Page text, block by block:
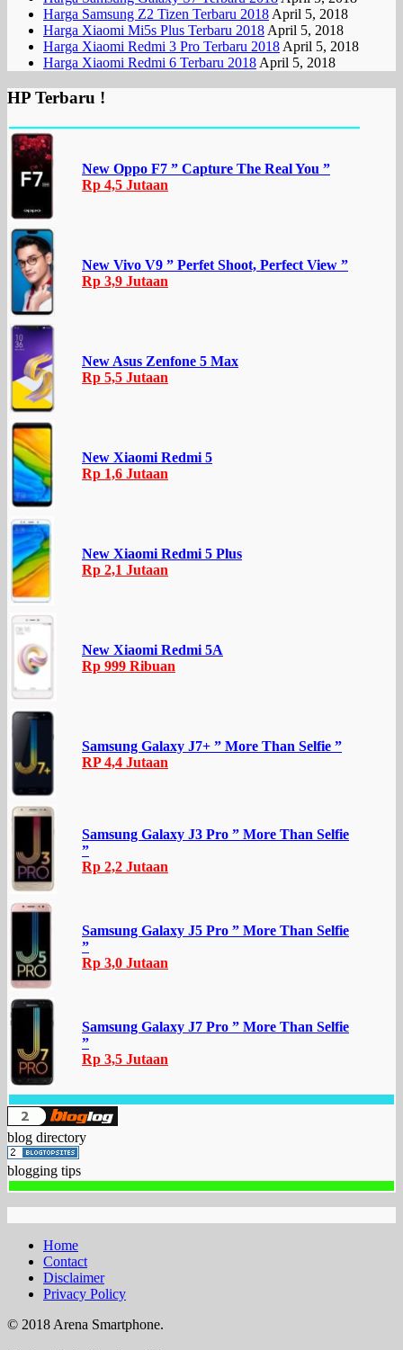
Harga Samsung Z2 Tizen Terbaru 2018 April 5, 2018
Harga Xiaomi Mi5s Plus Terbaru 2018 April 5, 2018
Harga Xiaomi Redmi 3 Pro Terbaru 2018 April 5, 2018
Harga Xiaomi Redmi 6 Terbaru 2018 April 5, 2018
HP Terbaru !
New Oppo F7 ” Capture The Real You ”
Rp 4,5 Jutaan
New Vivo V9 ” Perfet Shoot, Perfect View ”
Rp 3,9 Jutaan
New Asus Zenfone 5 Max
Rp 5,5 Jutaan
New Xiaomi Redmi 5
Rp 1,6 Jutaan
New Xiaomi Redmi 5 Plus
Rp 2,1 Jutaan
New Xiaomi Redmi 5A
Rp 999 Ribuan
Samsung Galaxy J7+ ” More Than Selfie ”
RP 4,4 Jutaan
Samsung Galaxy J3 Pro ” More Than Selfie
”
Rp 2,2 Jutaan
Samsung Galaxy J5 Pro ” More Than Selfie
”
Rp 3,0 Jutaan
Samsung Galaxy J7 Pro ” More Than Selfie
”
Rp 3,5 Jutaan
blog directory
blogging tips
Home
Contact
Disclaimer
Privacy Policy
© 2018 Arena Smartphone.